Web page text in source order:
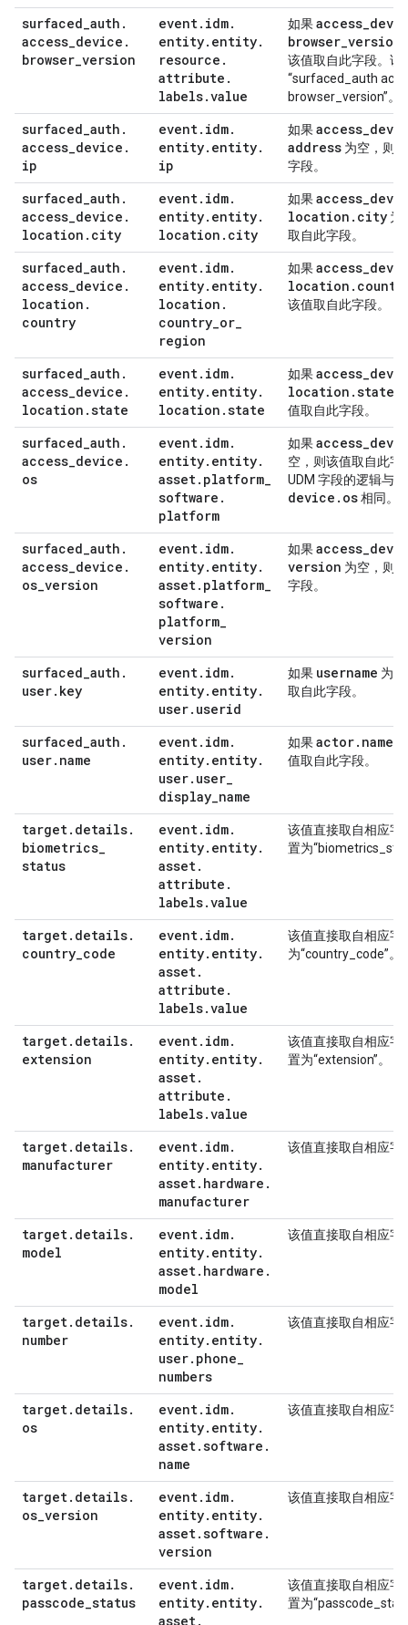
surfaced_auth .
access_device .
browser_version
event. idm.
entity. entity.
resource .
attribute .
labels.value
如果access_
browser_version
该值取自此字段。该
“surfaced_auth
browser_version”。
surfaced_auth .
access_device .
ip
event. idm.
entity. entity.
ip
如果access_
address 为空，则
字段。
surfaced_auth .
access_device .
location . city
event. idm.
entity. entity.
location . city
如果access_
location . city 为
取自此字段。
surfaced_auth .
access_device .
location .
country
event. idm.
entity. entity.
location .
country_or_
region
如果access_
location .
该值取自此字段。
surfaced_auth .
access_device .
location .state
event. idm.
entity. entity.
location .state
如果access_
location .state
值取自此字段。
surfaced_auth .
access_device .
os
event. idm.
entity. entity.
asset. platform_
software .
platform
如果access_
空，则该值取自此字
UDM 字段的逻辑与
device . os相同。
surfaced_auth .
access_device .
os_version
event. idm.
entity. entity.
asset. platform_
software .
platform_
version
如果access_
version 为空，则
字段。
surfaced_auth .
user. key
event. idm.
entity. entity.
user. userid
如果 username 为
取自此字段。
surfaced_auth .
user. name
event. idm.
entity. entity.
user. user_
display_name
如果actor. name
值取自此字段。
target. details.
biometrics_
status
event. idm.
entity. entity.
asset.
attribute .
labels.value
该值直接取自相应字
置为
target. details.
country_code
event. idm.
entity. entity.
asset.
attribute .
labels.value
该值直接取自相应字
为“country_code”。
target. details.
extension
event. idm.
entity. entity.
asset.
attribute .
labels.value
该值直接取自相应字
置为“extension”。
target. details.
manufacturer
event. idm.
entity. entity.
asset. hardware .
manufacturer
该值直接取自相应字
target. details.
model
event. idm.
entity. entity.
asset. hardware .
model
该值直接取自相应字
target. details.
number
event. idm.
entity. entity.
user. phone_
numbers
该值直接取自相应字
target. details.
os
event. idm.
entity. entity.
asset.software .
name
该值直接取自相应字
target. details.
os_version
event. idm.
entity. entity.
asset.software .
version
该值直接取自相应字
target. details.
passcode_status
event. idm.
entity. entity.
asset .
该值直接取自相应字
置为